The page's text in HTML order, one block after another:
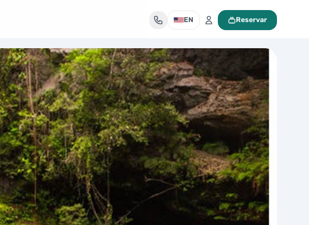
EN Reservar
Mi maleta de viaje
Tu maleta está vacía
Encuentra un tour y pulsa «Reservar» para añadirlo aquí.